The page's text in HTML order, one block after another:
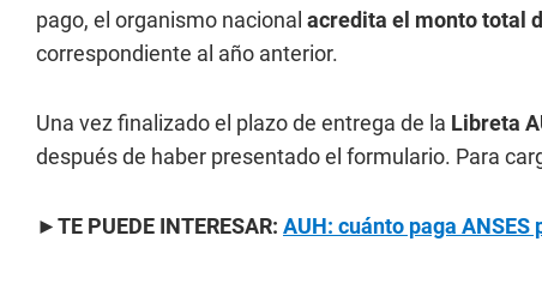
pago, el organismo nacional acredita el monto total
correspondiente al año anterior.
Una vez finalizado el plazo de entrega de la Libreta
después de haber presentado el formulario. Para
►TE PUEDE INTERESAR: AUH: cuánto paga ANSES